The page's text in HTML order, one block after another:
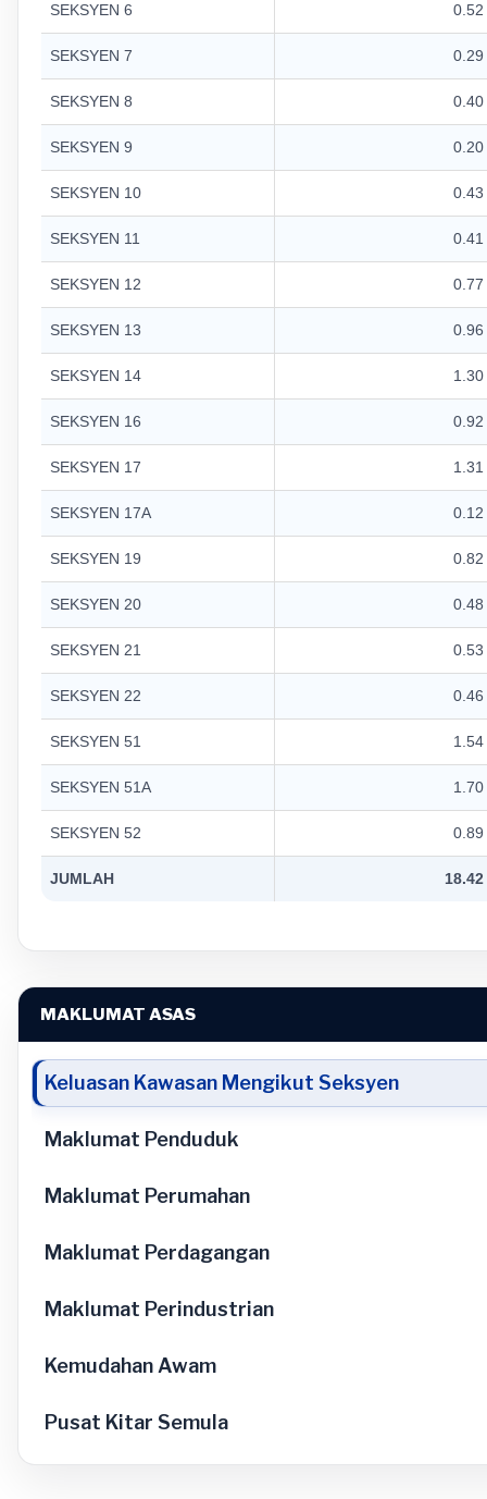
MAKLUMAT ASAS
Keluasan Kawasan Mengikut Seksyen
Maklumat Penduduk
Maklumat Perumahan
Maklumat Perdagangan
Maklumat Perindustrian
Kemudahan Awam
Pusat Kitar Semula
SEKSYEN 6 0.52
SEKSYEN 7 0.29
SEKSYEN 8 0.40
SEKSYEN 9 0.20
SEKSYEN 10 0.43
SEKSYEN 11 0.41
SEKSYEN 12 0.77
SEKSYEN 13 0.96
SEKSYEN 14 1.30
SEKSYEN 16 0.92
SEKSYEN 17 1.31
SEKSYEN 17A 0.12
SEKSYEN 19 0.82
SEKSYEN 20 0.48
SEKSYEN 21 0.53
SEKSYEN 22 0.46
SEKSYEN 51 1.54
SEKSYEN 51A 1.70
SEKSYEN 52 0.89
JUMLAH 18.42